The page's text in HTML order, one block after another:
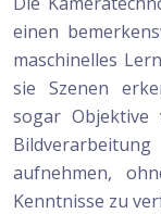
einen
maschinelles
sie Szenen
sogar Objektive
aufnehmen,
Kenntnisse zu